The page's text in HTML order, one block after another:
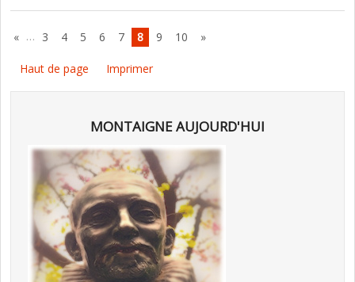
« … 3 4 5 6 7 8 9 10 »
Haut de page Imprimer
MONTAIGNE AUJOURD'HUI